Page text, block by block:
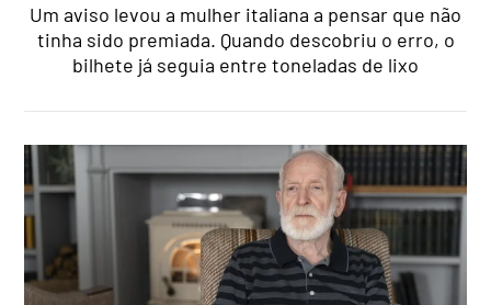
Um aviso levou a mulher italiana a pensar que não
tinha sido premiada. Quando descobriu o erro, o
bilhete já seguia entre toneladas de lixo